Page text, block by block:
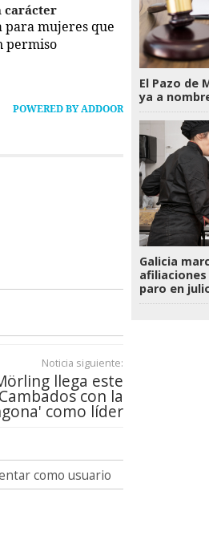
carácter
para mujeres que
permiso
POWERED BY ADDOOR
Noticia siguiente:
llega este
con la
como líder
como usuario
El Pazo de
ya a
Galicia
paro en